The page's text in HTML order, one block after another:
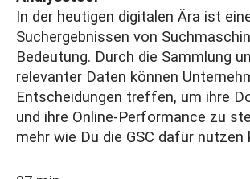
In der heutigen digitalen Ära ist
Suchergebnissen von
Bedeutung. Durch die Sammlung
relevanter Daten können
Entscheidungen treffen, um ihre
und ihre Online-Performance zu
mehr wie Du die GSC dafür nutzen